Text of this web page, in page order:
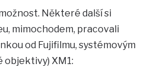
Některé další si
mimochodem, pracovali
od Fujifilmu, systémovým
objektivy) XM1: